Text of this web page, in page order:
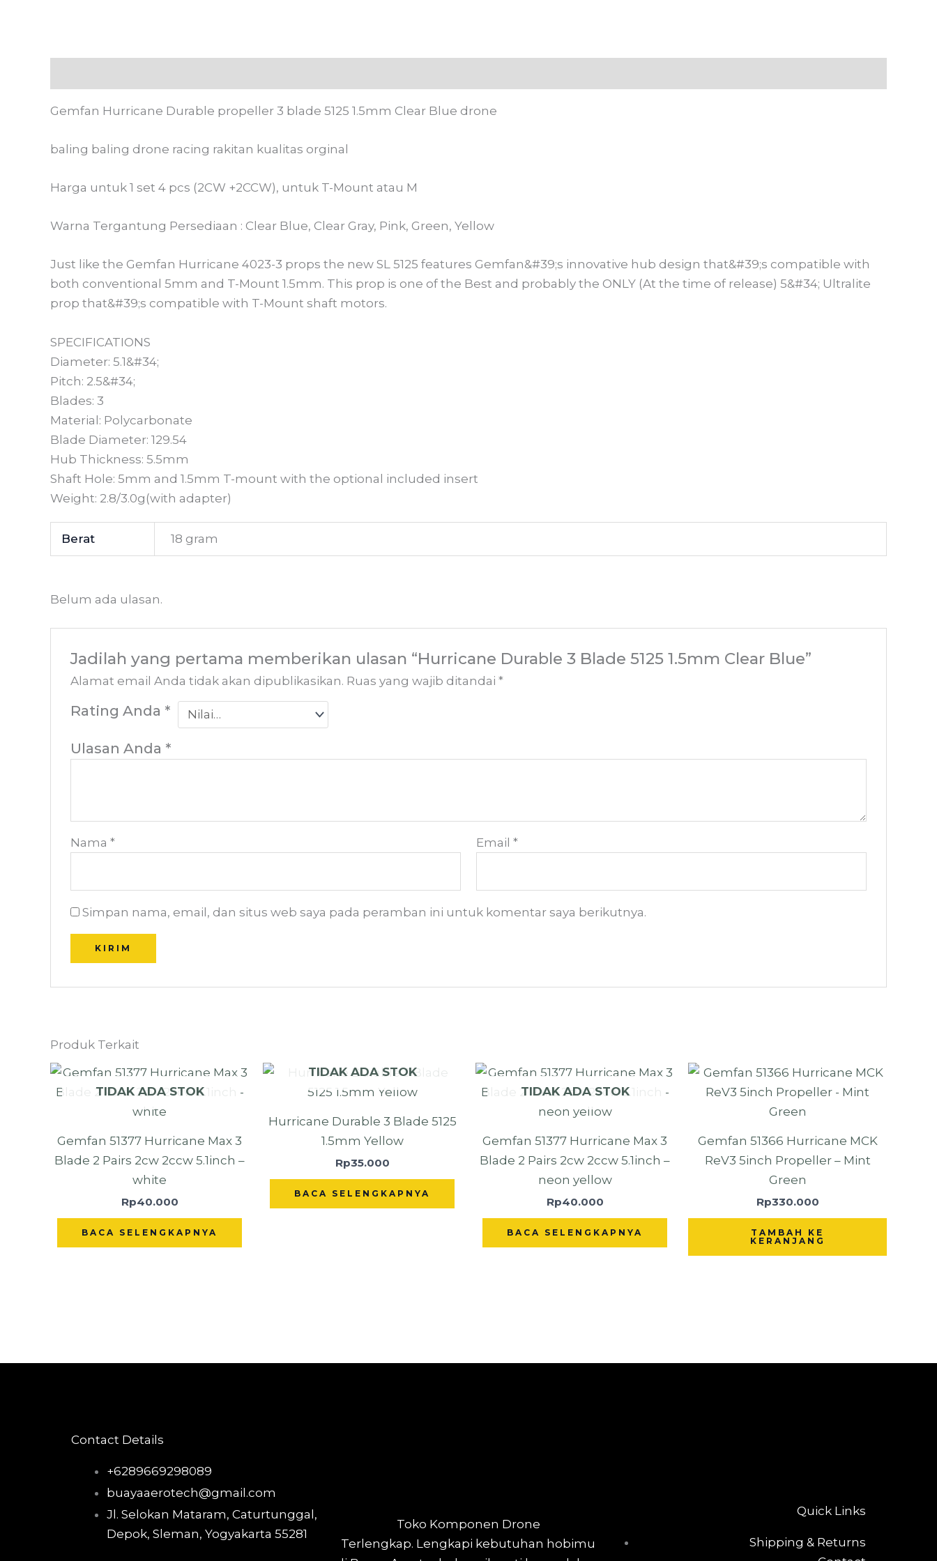
Gemfan Hurricane Durable propeller 3 blade 5125 1.5mm Clear Blue drone
baling baling drone racing rakitan kualitas orginal
Harga untuk 1 set 4 pcs (2CW +2CCW), untuk T-Mount atau M
Warna Tergantung Persediaan : Clear Blue, Clear Gray, Pink, Green, Yellow
Just like the Gemfan Hurricane 4023-3 props the new SL 5125 features Gemfan&#39;s innovative hub design that&#39;s compatible with
both conventional 5mm and T-Mount 1.5mm. This prop is one of the Best and probably the ONLY (At the time of release) 5&#34; Ultralite
prop that&#39;s compatible with T-Mount shaft motors.
SPECIFICATIONS
Diameter: 5.1&#34;
Pitch: 2.5&#34;
Blades: 3
Material: Polycarbonate
Blade Diameter: 129.54
Hub Thickness: 5.5mm
Shaft Hole: 5mm and 1.5mm T-mount with the optional included insert
Weight: 2.8/3.0g(with adapter)
Berat 18 gram
Belum ada ulasan.
Jadilah yang pertama memberikan ulasan “Hurricane Durable 3 Blade 5125 1.5mm Clear Blue”
Alamat email Anda tidak akan dipublikasikan. Ruas yang wajib ditandai*
Rating Anda *
Ulasan Anda *
Nama* Email*
Simpan nama, email, dan situs web saya pada peramban ini untuk komentar saya berikutnya.
Produk Terkait
TIDAK ADA STOK
Gemfan 51377 Hurricane Max 3
Blade 2 Pairs 2cw 2ccw 5.1inch –
white
Rp40.000
BACA SELENGKAPNYA
TIDAK ADA STOK
Hurricane Durable 3 Blade 5125
1.5mm Yellow
Rp35.000
BACA SELENGKAPNYA
TIDAK ADA STOK
Gemfan 51377 Hurricane Max 3
Blade 2 Pairs 2cw 2ccw 5.1inch –
neon yellow
Rp40.000
BACA SELENGKAPNYA
Gemfan 51366 Hurricane MCK
ReV3 5inch Propeller – Mint
Green
Rp330.000
TAMBAH KE
KERANJANG
Contact Details
+6289669298089
buayaaerotech@gmail.com
Jl. Selokan Mataram, Caturtunggal,
Depok, Sleman, Yogyakarta 55281
Toko Komponen Drone
Terlengkap. Lengkapi kebutuhan hobimu
Quick Links
Shipping & Returns